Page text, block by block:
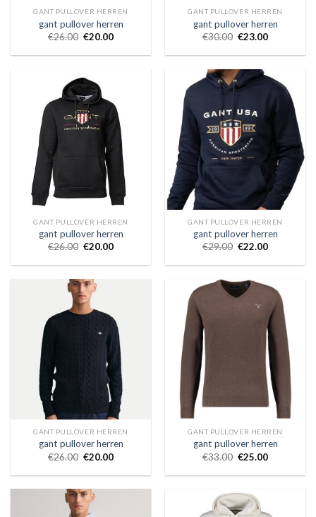
GANT PULLOVER HERREN
gant pullover herren
€26.00 €20.00
GANT PULLOVER HERREN
gant pullover herren
€30.00 €23.00
GANT PULLOVER HERREN
gant pullover herren
€26.00 €20.00
GANT PULLOVER HERREN
gant pullover herren
€29.00 €22.00
GANT PULLOVER HERREN
gant pullover herren
€26.00 €20.00
GANT PULLOVER HERREN
gant pullover herren
€33.00 €25.00